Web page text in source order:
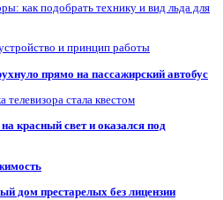
как подобрать технику и вид льда для
и принцип работы
прямо на пассажирский автобус
стала квестом
красный свет и оказался под
дом престарелых без лицензии